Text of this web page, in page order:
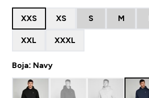
XXS XS S M
XXL XXXL
Boja: Navy